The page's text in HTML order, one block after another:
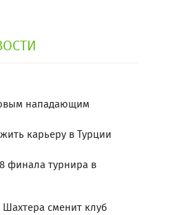
нападающим
карьеру в Турции
финала турнира в
сменит клуб